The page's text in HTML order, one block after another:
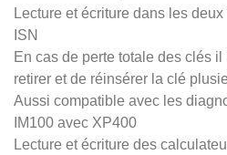
Lecture et écriture dans les
ISN
En cas de perte totale des clés
retirer et de réinsérer la clé
Aussi compatible avec les
IM100 avec XP400
Lecture et écriture des